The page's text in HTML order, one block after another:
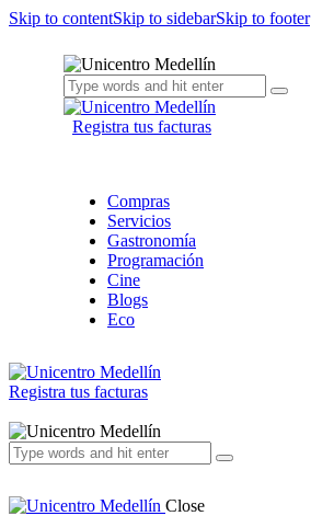
Skip to contentSkip to sidebarSkip to footer
Registra tus facturas
Compras
Servicios
Gastronomía
Programación
Cine
Blogs
Eco
Registra tus facturas
Close